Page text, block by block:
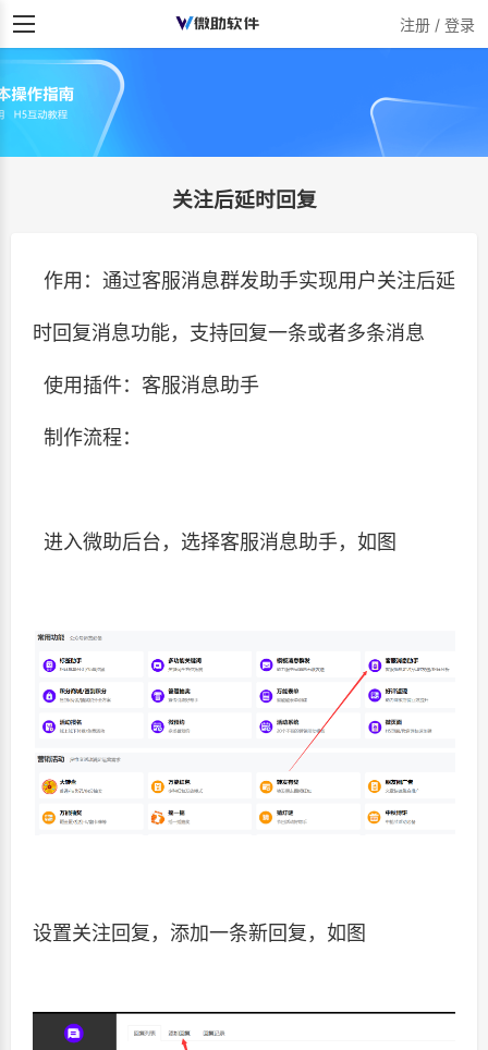
注册 / 登录
关注后延时回复
作用：通过客服消息群发助手实现用户关注后延
时回复消息功能，支持回复一条或者多条消息
使用插件：客服消息助手
制作流程：
进入微助后台，选择客服消息助手，如图
设置关注回复，添加一条新回复，如图